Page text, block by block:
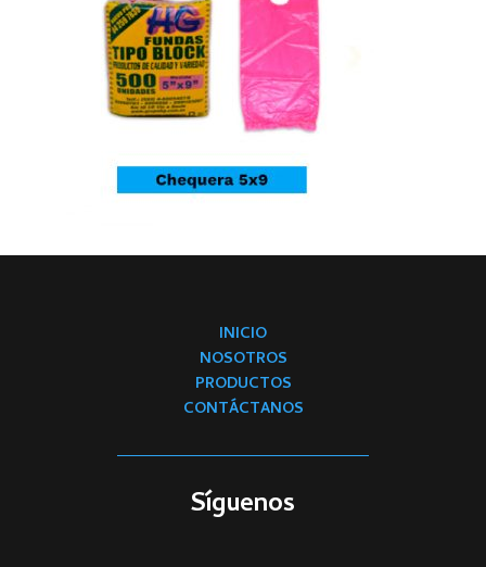
INICIO
NOSOTROS
PRODUCTOS
CONTÁCTANOS
Síguenos